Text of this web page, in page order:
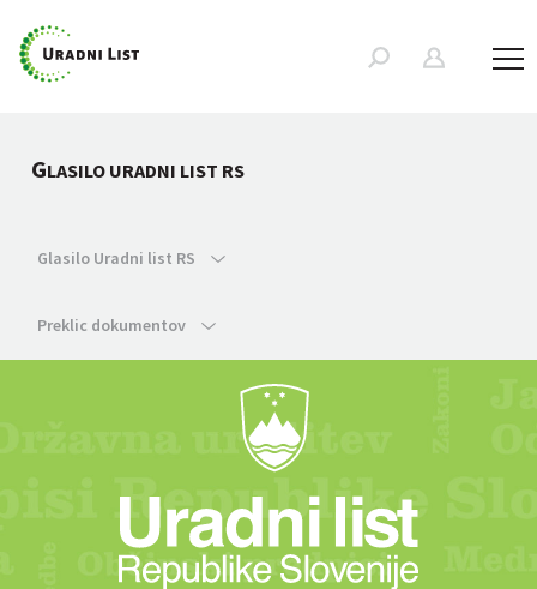
GLASILO URADNI LIST RS
Glasilo Uradni list RS
Preklic dokumentov